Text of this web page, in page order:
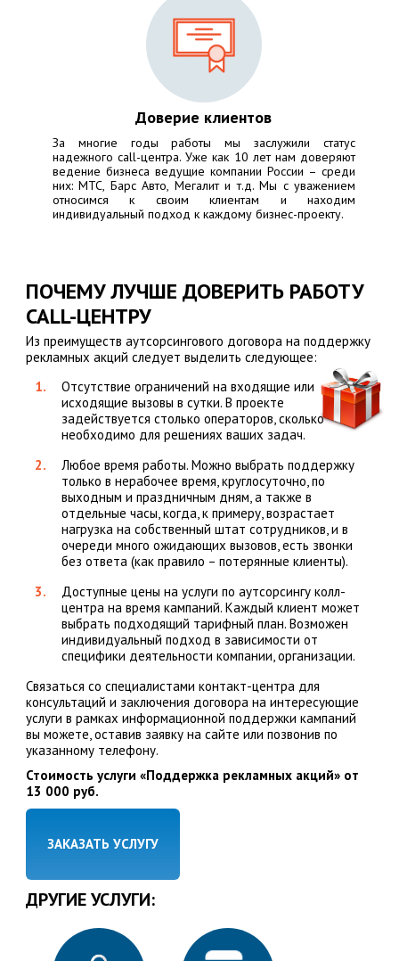
Доверие клиентов
За многие годы работы мы заслужили статус
надежного call-центра. Уже как 10 лет нам доверяют
ведение бизнеса ведущие компании России – среди
них:МТС, Барс Авто, Мегалити т.д. Мы с уважением
относимся к своим клиентам и находим
индивидуальный подход к каждому бизнес-проекту.
ПОЧЕМУ ЛУЧШЕ ДОВЕРИТЬ РАБОТУ
CALL-ЦЕНТРУ
Из преимуществ аутсорсингового договора на поддержку
рекламных акций следует выделить следующее:
Отсутствие ограничений на входящие или
исходящие вызовы в сутки. В проекте
задействуется столько операторов, сколько
необходимо для решениях ваших задач.
Любое время работы. Можно выбрать поддержку
только в нерабочее время, круглосуточно, по
выходным и праздничным дням, а также в
отдельные часы, когда, к примеру, возрастает
нагрузка на собственный штат сотрудников, и в
очереди много ожидающих вызовов, есть звонки
без ответа (как правило – потерянные клиенты).
Доступные цены на услуги по аутсорсингу колл-
центра на время кампаний. Каждый клиент может
выбрать подходящий тарифный план. Возможен
индивидуальный подход в зависимости от
специфики деятельности компании, организации.
Связаться со специалистами контакт-центра для
консультаций и заключения договора на интересующие
услуги в рамках информационной поддержки кампаний
вы можете, оставив заявку на сайте или позвонив по
указанному телефону.
Стоимость услуги «Поддержка рекламных акций»от
13 000 руб.
ЗАКАЗАТЬ УСЛУГУ
ДРУГИЕ УСЛУГИ: